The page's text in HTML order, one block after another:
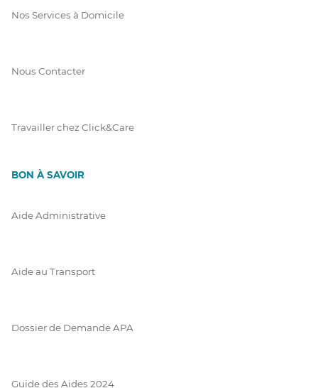
Nos Services à Domicile
Nous Contacter
Travailler chez Click&Care
BON À SAVOIR
Aide Administrative
Aide au Transport
Dossier de Demande APA
Guide des Aides 2024